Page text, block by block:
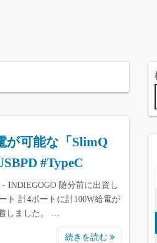
が可能な「SlimQ
#TypeC
- INDIEGOGO 随分前に出資し
ト 計4ポートに計100W給電が
しました。 …
続きを読む